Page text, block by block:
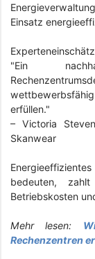
Einsatz
"Ein
erfüllen."
– Victoria
Skanwear
bedeuten,
Betriebskosten
Mehr lesen:
Rechenzentren